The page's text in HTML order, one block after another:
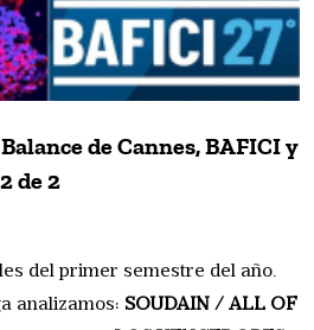
de Cannes, BAFICI y
de 2
del primer semestre del año.
analizamos: SOUDAIN / ALL OF